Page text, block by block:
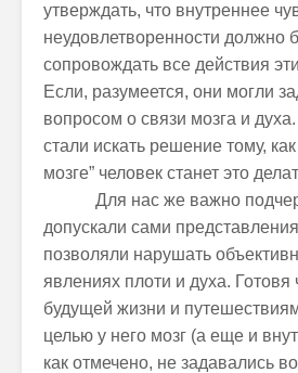
утверждать, что внутреннее
неудовлетворенности должно
сопровождать все действия
Если, разумеется, они могли
вопросом о связи мозга и
стали искать решение тому,
мозге” человек станет это
Для нас же важно
допускали сами
позволяли нарушать
явлениях плоти и духа. Готовя
будущей жизни и
целью у него мозг (а еще и
как отмечено, не задавались